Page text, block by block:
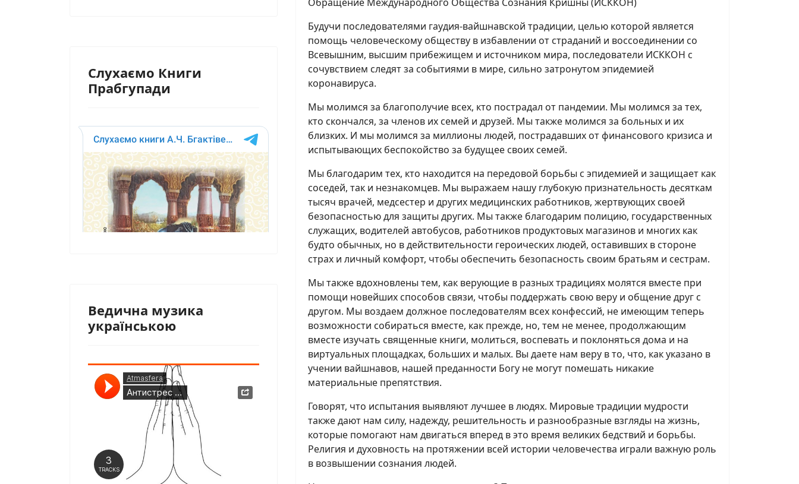
Слухаємо Книги
Прабгупади
Ведична музика
українською
Будучи последователями гаудия-вайшнавской традиции, целью которой является
помощь человеческому обществу в избавлении от страданий и воссоединении со
Всевышним, высшим прибежищем и источником мира, последователи ИСККОН c
сочувствием следят за событиями в мире, сильно затронутом эпидемией
коронавируса.
Мы молимся за благополучие всех, кто пострадал от пандемии. Мы молимся за тех,
кто скончался, за членов их семей и друзей. Мы также молимся за больных и их
близких. И мы молимся за миллионы людей, пострадавших от финансового кризиса и
испытывающих беспокойство за будущее своих семей.
Мы благодарим тех, кто находится на передовой борьбы с эпидемией и защищает как
соседей, так и незнакомцев. Мы выражаем нашу глубокую признательность десяткам
тысяч врачей, медсестер и других медицинских работников, жертвующих своей
безопасностью для защиты других. Мы также благодарим полицию, государственных
служащих, водителей автобусов, работников продуктовых магазинов и многих как
будто обычных, но в действительности героических людей, оставивших в стороне
страх и личный комфорт, чтобы обеспечить безопасность своим братьям и сестрам.
Мы также вдохновлены тем, как верующие в разных традициях молятся вместе при
помощи новейших способов связи, чтобы поддержать свою веру и общение друг с
другом. Мы воздаем должное последователям всех конфессий, не имеющим теперь
возможности собираться вместе, как прежде, но, тем не менее, продолжающим
вместе изучать священные книги, молиться, воспевать и поклоняться дома и на
виртуальных площадках, больших и малых. Вы даете нам веру в то, что, как указано в
учении вайшнавов, нашей преданности Богу не могут помешать никакие
материальные препятствия.
Говорят, что испытания выявляют лучшее в людях. Мировые традиции мудрости
также дают нам силу, надежду, решительность и разнообразные взгляды на жизнь,
которые помогают нам двигаться вперед в это время великих бедствий и борьбы.
Религия и духовность на протяжении всей истории человечества играли важную роль
в возвышении сознания людей.